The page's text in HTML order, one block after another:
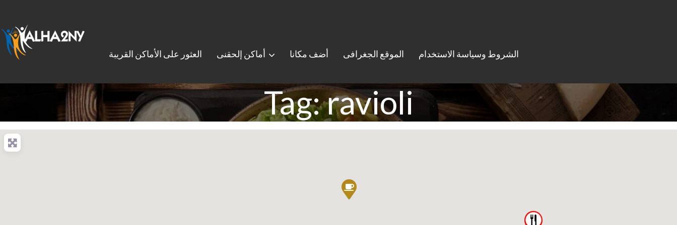
العثور على الأماكن القريبة أماكن إلحقنى أضف مكانا الموقع الجغرافى الشروط وسياسة الاستخدام
Tag: ravioli